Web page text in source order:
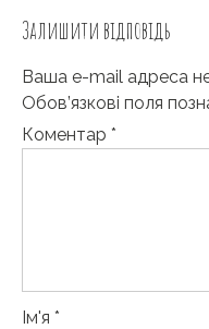
Залишити відповідь
Ваша e-mail адреса
Обов’язкові поля
Коментар *
Ім'я *